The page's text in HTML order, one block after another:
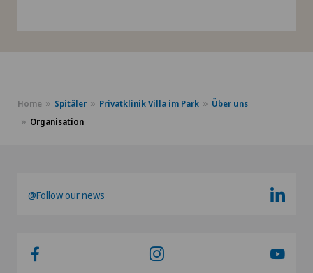
Home Spitäler Privatklinik Villa im Park
Über uns
Organisation
@Follow our news